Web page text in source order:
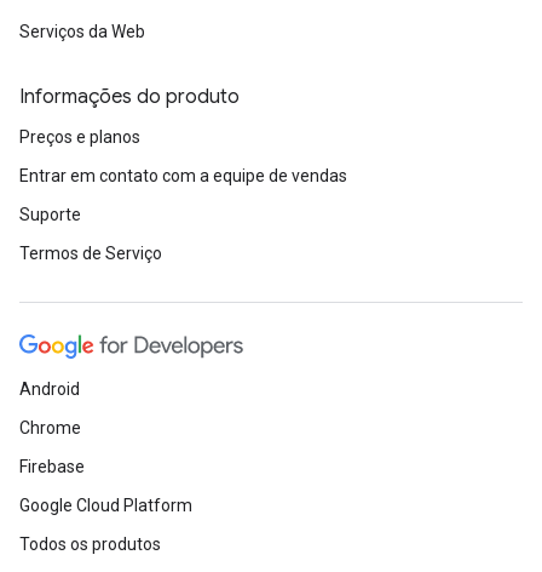
Serviços da Web
Informações do produto
Preços e planos
Entrar em contato com a equipe de vendas
Suporte
Termos de Serviço
Android
Chrome
Firebase
Google Cloud Platform
Todos os produtos